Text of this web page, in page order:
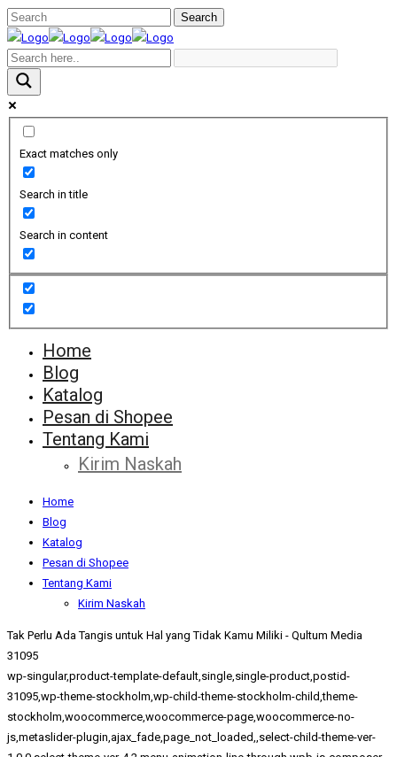
Exact matches only
Search in title
Search in content
Home
Blog
Katalog
Pesan di Shopee
Tentang Kami
Kirim Naskah
Home
Blog
Katalog
Pesan di Shopee
Tentang Kami
Kirim Naskah
Tak Perlu Ada Tangis untuk Hal yang Tidak Kamu Miliki - Qultum Media
31095
wp-singular,product-template-default,single,single-product,postid-
31095,wp-theme-stockholm,wp-child-theme-stockholm-child,theme-
stockholm,woocommerce,woocommerce-page,woocommerce-no-
js,metaslider-plugin,ajax_fade,page_not_loaded,,select-child-theme-ver-